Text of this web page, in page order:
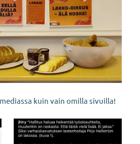
kuin vain omilla sivuilla!